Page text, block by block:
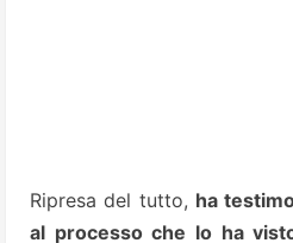
Ripresa del tutto, ha
al processo che lo ha